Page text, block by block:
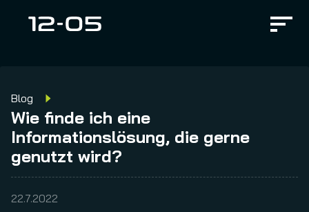
Blog
Wie finde ich eine
Informationslösung, die gerne
genutzt wird?
22.7.2022